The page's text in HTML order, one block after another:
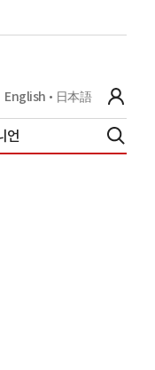
English 日本語
언